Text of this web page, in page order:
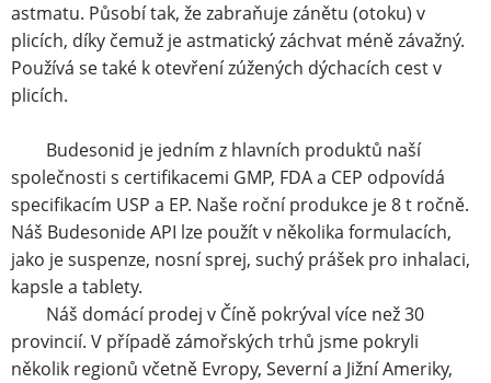
astmatu. Působí tak, že zabraňuje zánětu (otoku) v
plicích, díky čemuž je astmatický záchvat méně závažný.
Používá se také k otevření zúžených dýchacích cest v
plicích.
Budesonid je jedním z hlavních produktů naší
společnosti s certifikacemi GMP, FDA a CEP odpovídá
specifikacím USP a EP. Naše roční produkce je 8 t ročně.
Náš Budesonide API lze použít v několika formulacích,
jako je suspenze, nosní sprej, suchý prášek pro inhalaci,
kapsle a tablety.
Náš domácí prodej v Číně pokrýval více než 30
provincií. V případě zámořských trhů jsme pokryli
několik regionů včetně Evropy, Severní a Jižní Ameriky,